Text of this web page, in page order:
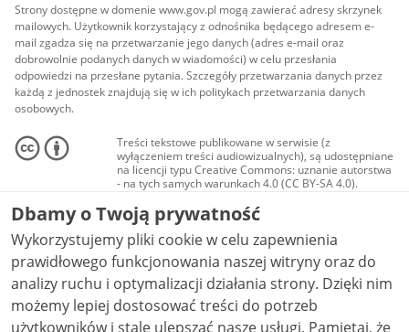
Strony dostępne w domenie www.gov.pl mogą zawierać adresy skrzynek
mailowych. Użytkownik korzystający z odnośnika będącego adresem e-
mail zgadza się na przetwarzanie jego danych (adres e-mail oraz
dobrowolnie podanych danych w wiadomości) w celu przesłania
odpowiedzi na przesłane pytania. Szczegóły przetwarzania danych przez
każdą z jednostek znajdują się w ich politykach przetwarzania danych
osobowych.
Treści tekstowe publikowane w serwisie (z
wyłączeniem treści audiowizualnych), są udostępniane
na licencji typu Creative Commons: uznanie autorstwa
- na tych samych warunkach 4.0 (CC BY-SA 4.0).
Materiały audiowizualne, w tym zdjęcia, materiały
audio i wideo, są udostępniane na licencji typu
Creative Commons: uznanie autorstwa użycie
niekomercyjne - bez utworów zależnych 4.0 (CC BY-
NC-ND 4.0), o ile nie jest to stwierdzone inaczej.
Dbamy o Twoją prywatność
Wykorzystujemy pliki cookie w celu zapewnienia
prawidłowego funkcjonowania naszej witryny oraz do
analizy ruchu i optymalizacji działania strony. Dzięki nim
możemy lepiej dostosować treści do potrzeb
użytkowników i stale ulepszać nasze usługi. Pamiętaj, że